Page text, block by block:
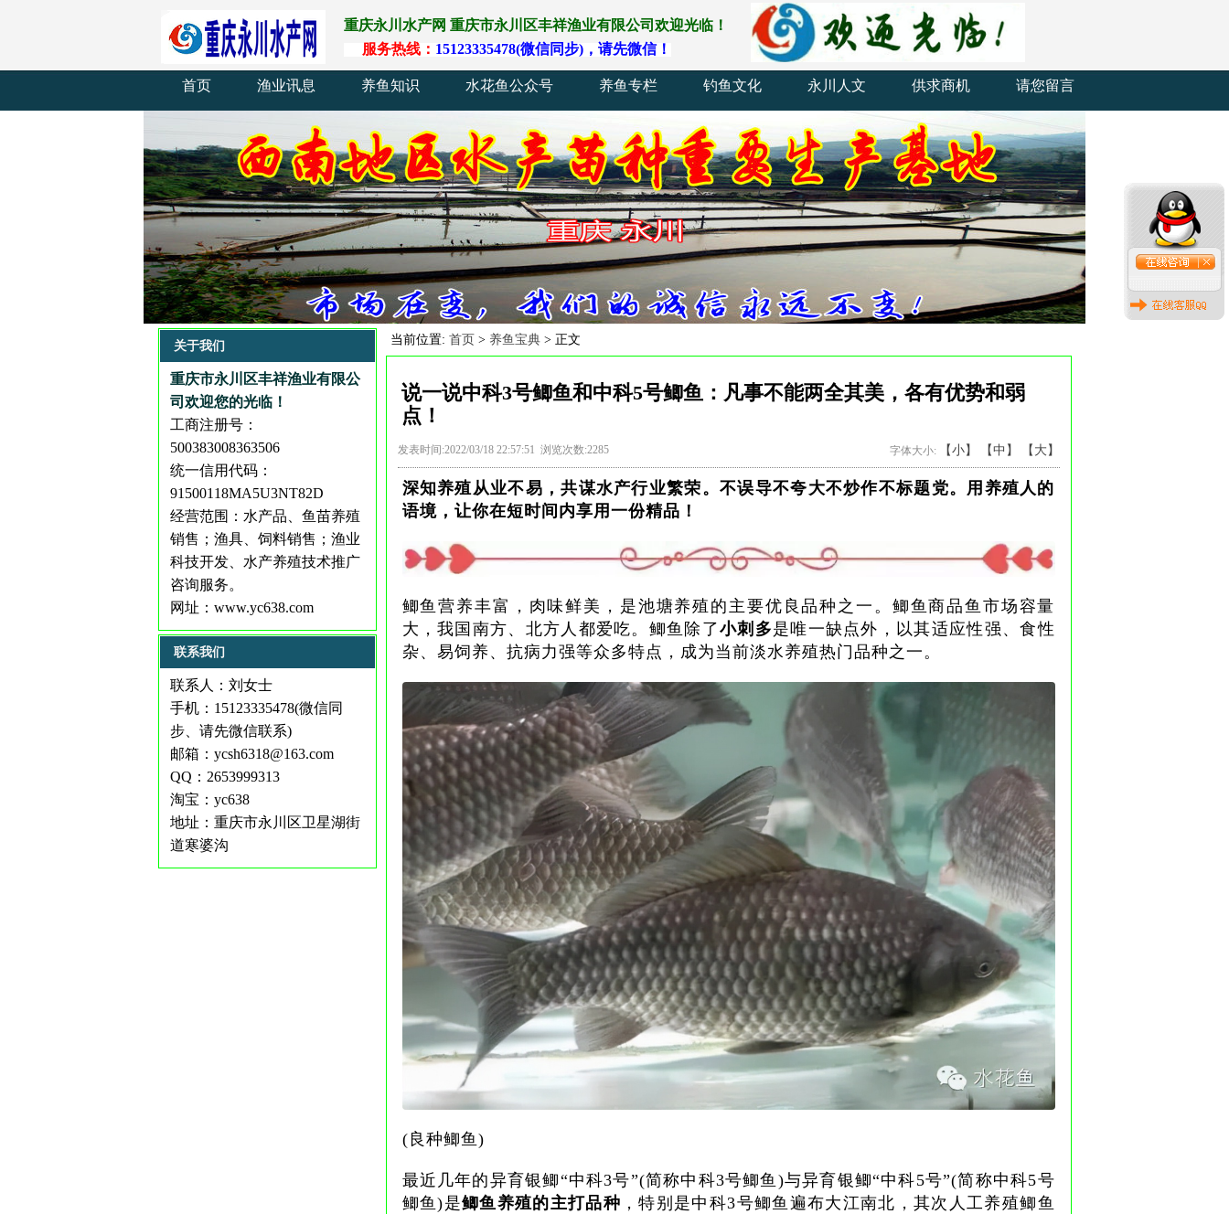
首页 渔业讯息 养鱼知识 水花鱼公众号 养鱼专栏 钓鱼文化 永川人文 供求商机 请您留言
重庆永川水产网 重庆市永川 区丰祥渔业有限公司 欢迎光临！
服务热线： 15123335478(微信同步)， 请先微信！
关于我们
重庆市永川区丰祥渔业有限公
司欢迎您的光临！
工商注册号：
500383008363506
统一信用代码：
91500118MA5U3NT82D
经营范围：水产品、鱼苗养殖
销售；渔具、饲料销售；渔业
科技开发、水产养殖技术推广
咨询服务。
网址： www.yc638.com
联系我们
联系人：刘女士
手机：15123335478(微信同
步、请先微信联系)
邮箱：ycsh6318@163.com
QQ：2653999313
淘宝：yc638
地址：重庆市永川区卫星湖街
道寒婆沟
当前位置: 首页 > 养鱼宝典> 正文
说一说中科3号鲫鱼和中科5号鲫鱼：凡事不能两全其美，各有优势和弱
点！
发表时间:2022/03/18 22:57:51 浏览次数:2285 字体大小: 【小】 【中】 【大】
深知养殖从业不易，共谋水产行业繁荣。不误导不夸大不炒作不标题党。用养殖人的
语境，让你在短时间内享用一份精品！
鲫鱼营养丰富，肉味鲜美，是池塘养殖的主要优良品种之一。鲫鱼商品鱼市场容量
大，我国南方、北方人都爱吃。鲫鱼除了小刺多是唯一缺点外，以其适应性强、食性
杂、 易饲养、 抗病力强等众多特点，成为当前淡水养殖热门品种之一。
(良种鲫鱼)
最近几年的异育银鲫“中科3号”(简称中科3号鲫鱼)与异育银鲫“中科5号”(简称中科5号
鲫鱼)是鲫鱼养殖的主打品种 ，特别是中科3号鲫鱼遍布大江南北，其次人工养殖鲫鱼